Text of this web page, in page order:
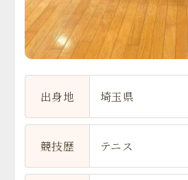
出身地 埼玉県
競技歴 テニス